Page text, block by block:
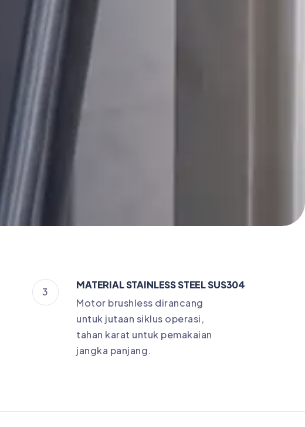
3
MATERIAL STAINLESS STEEL SUS304
Motor brushless dirancang
untuk jutaan siklus operasi,
tahan karat untuk pemakaian
jangka panjang.